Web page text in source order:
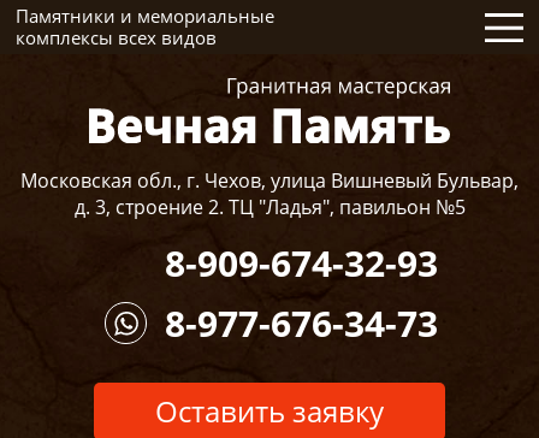
Памятники и мемориальные
комплексы всех видов
Московская обл., г. Чехов, улица Вишневый Бульвар,
д. 3, строение 2. ТЦ "Ладья", павильон №5
8-909-674-32-93
8-977-676-34-73
Оставить заявку